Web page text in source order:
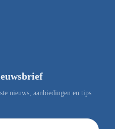
nieuws, aanbiedingen en tips